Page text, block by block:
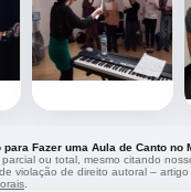
para Fazer uma Aula de Canto no
ou total, mesmo citando
violação de direito autoral –
.